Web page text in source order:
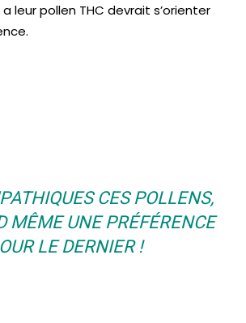
leur pollen THC devrait s’orienter
CES POLLENS,
MÊME UNE PRÉFÉRENCE
LE DERNIER !